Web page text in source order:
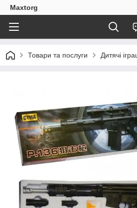
Maxtorg
Товари та послуги Дитячі